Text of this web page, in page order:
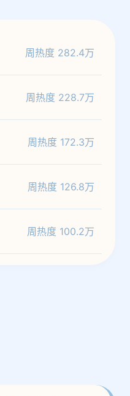
周热度 282.4万
周热度 228.7万
周热度 172.3万
周热度 126.8万
周热度 100.2万